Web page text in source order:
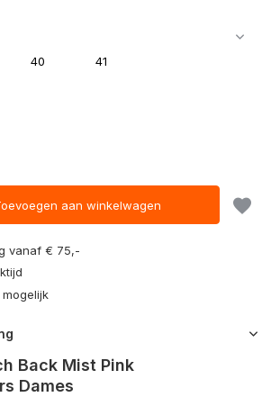
40 41
aan winkelwagen
vanaf € 75,-
mogelijk
Back Mist Pink
Dames